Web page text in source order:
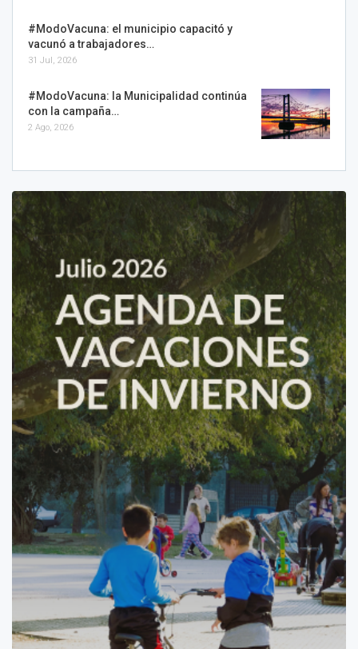
#ModoVacuna: el municipio capacitó y
vacunó a trabajadores…
31 Jul, 2026
#ModoVacuna: la Municipalidad continúa
con la campaña…
2 Ago, 2026